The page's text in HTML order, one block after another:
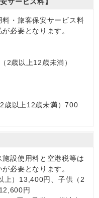
・旅客保安サービス料
必要となります。
2歳以上12歳未満）
歳以上12歳未満）700
設使用料と空港税等は
必要となります。
）13,400円、子供（2
円